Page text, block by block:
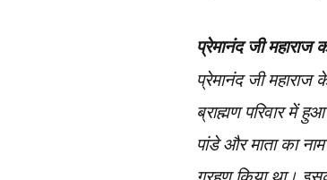
प्रेमानंद जी महाराज
प्रेमानंद जी
ब्राह्मण परिवार में
पांडे और माता का